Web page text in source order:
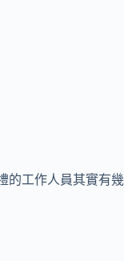
的工作人員其實有幾